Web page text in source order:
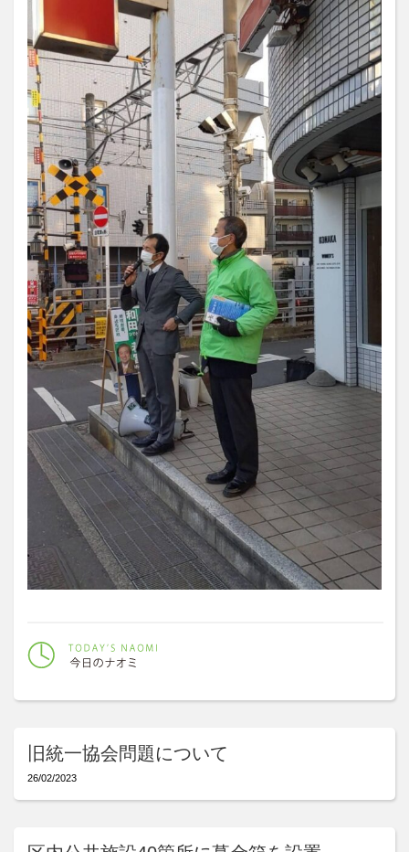
旧統一協会問題について
26/02/2023